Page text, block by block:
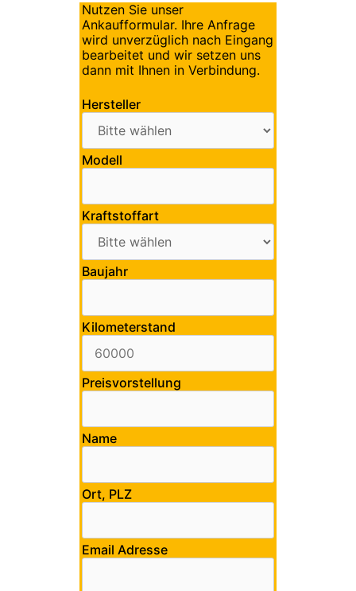
Nutzen Sie unser
Ankaufformular. Ihre Anfrage
wird unverzüglich nach Eingang
bearbeitet und wir setzen uns
dann mit Ihnen in Verbindung.
Hersteller
Modell
Kraftstoffart
Baujahr
Kilometerstand
Preisvorstellung
Name
Ort, PLZ
Email Adresse